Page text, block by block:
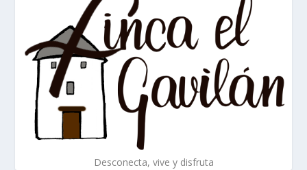
Desconecta, vive y disfruta